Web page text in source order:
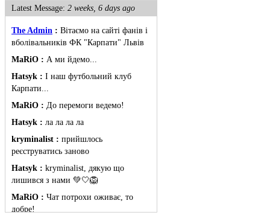
Latest Message: 2 weeks, 6 days ago
The Admin : Вітаємо на сайті фанів і
вболівальників ФК "Карпати" Львів
MaRiO : А ми йдемо...
Hatsyk : І наш футбольний клуб
Карпати...
MaRiO : До перемоги ведемо!
Hatsyk : ла ла ла ла
kryminalist : прийшлось
реєструватись заново
Hatsyk : kryminalist, дякую що
лишився з нами 💚🤍🦁
MaRiO : Чат потрохи оживає, то
добре!